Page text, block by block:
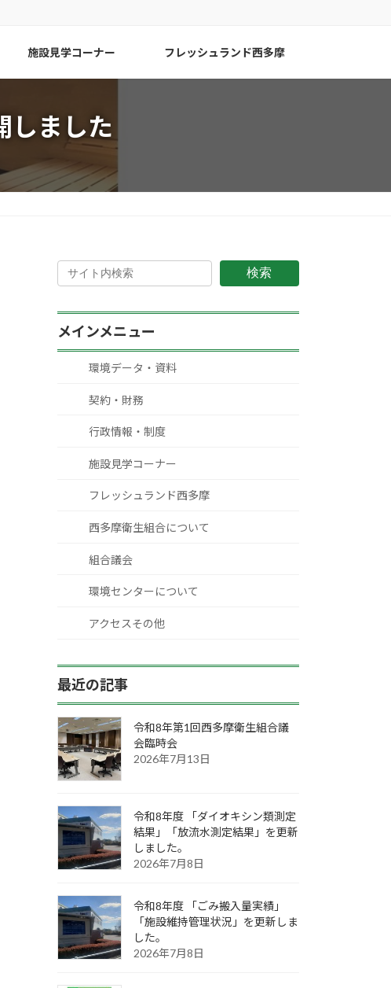
施設見学コーナー フレッシュランド西多摩
しました
検索
メインメニュー
環境データ・資料
契約・財務
行政情報・制度
施設見学コーナー
フレッシュランド西多摩
西多摩衛生組合について
組合議会
環境センターについて
アクセスその他
最近の記事
令和8年第1回西多摩衛生組合議
会臨時会
2026年7月13日
令和8年度 「ダイオキシン類測定
結果」「放流水測定結果」を更新
しました。
2026年7月8日
令和8年度 「ごみ搬入量実績」
「施設維持管理状況」を更新しま
した。
2026年7月8日